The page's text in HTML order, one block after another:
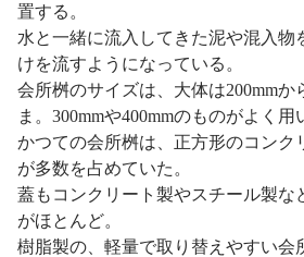
置する。
水と一緒に流入してきた泥や混入物
けを流すようになっている。
会所桝のサイズは、大体は200mmか
ま。300mmや400mmのものがよく用
かつての会所桝は、正方形のコンク
が多数を占めていた。
蓋もコンクリート製やスチール製な
がほとんど。
樹脂製の、軽量で取り替えやすい会